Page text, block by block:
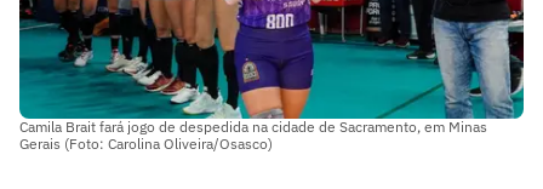
Camila Brait fará jogo de despedida na cidade de Sacramento, em Minas
Gerais (Foto: Carolina Oliveira/Osasco)